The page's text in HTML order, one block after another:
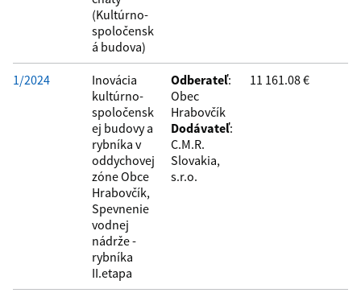
(Kultúrno-
spoločensk
á budova)
1/2024
Inovácia
kultúrno-
spoločensk
ej budovy a
rybníka v
oddychovej
zóne Obce
Hrabovčík,
Spevnenie
vodnej
nádrže -
rybníka
II.etapa
Odberateľ:
Obec
Hrabovčík
Dodávateľ:
C.M.R.
Slovakia,
s.r.o.
11 161.08 €